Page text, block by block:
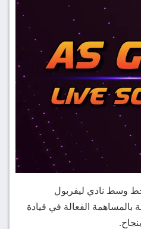
وسط نادي ليفربول
بالمساهمة الفعالة في قيادة